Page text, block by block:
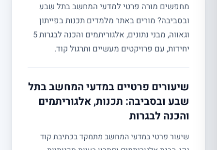
מחפשים מורה פרטי למדעי המחשב בתל שבע
ובסביבה? מורים באתר מלמדים תכנות בפייתון
וגאווה, מבני נתונים, אלגוריתמים והכנה לבגרות 5
יחידות, עם פרויקטים מעשיים ותרגול קוד.
שיעורים פרטיים במדעי המחשב בתל
שבע ובסביבה: תכנות, אלגוריתמים
והכנה לבגרות
שיעור פרטי במדעי המחשב מתמקד בכתיבת קוד